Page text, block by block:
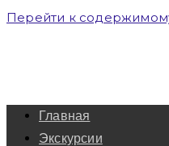
Перейти к
Главная
Экскурсии